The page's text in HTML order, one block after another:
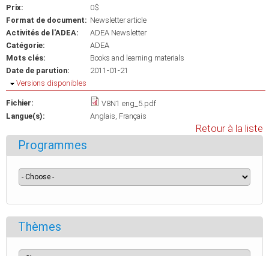
Prix:
0$
Format de document: Newsletter article
Activités de l'ADEA:
ADEA Newsletter
Catégorie:
ADEA
Mots clés:
Books and learning materials
Date de parution:
2011-01-21
Masquer
Versions disponibles
Fichier:
V8N1 eng_5.pdf
Langue(s):
Anglais Français
Retour à la liste
Programmes
Thèmes